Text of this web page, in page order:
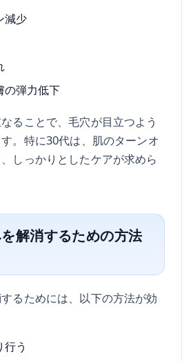
減少
の弾力低下
ることで、毛穴が目立つよう
。特に30代は、肌のターンオ
しっかりとしたケアが求めら
解消するための方法
るためには、以下の方法が効
う